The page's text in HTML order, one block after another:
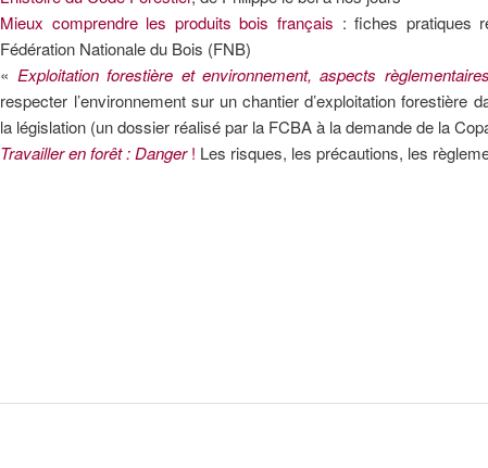
Mieux comprendre les produits bois français : fiches pratiques
Fédération Nationale du Bois (FNB)
« Exploitation forestière et environnement, aspects règlementaires
respecter l’environnement sur un chantier d’exploitation forestière
la législation (un dossier réalisé par la FCBA à la demande de la
Travailler en forêt : Danger! Les risques, les précautions, les